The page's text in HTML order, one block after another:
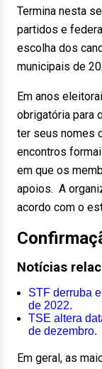
Termina nesta
partidos e
escolha dos
municipais de
Em anos
obrigatória para
ter seus nomes
encontros
em que os
apoios. A
acordo com o
Notícias
STF derruba
de 2022.
TSE altera
de dezembro.
Em geral, as